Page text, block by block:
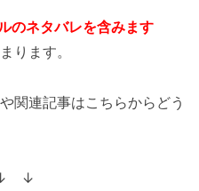
のネタバレを含みます
ります。
関連記事はこちらからどう
↓